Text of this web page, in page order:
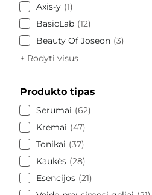
Axis-y 1
BasicLab 12
Beauty Of Joseon 3
+ Rodyti visus
Produkto tipas
Serumai
62
Kremai
47
Tonikai
37
Kaukės 28
Esencijos 21